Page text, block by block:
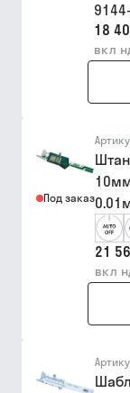
18
вкл
Под заказ
21
вкл